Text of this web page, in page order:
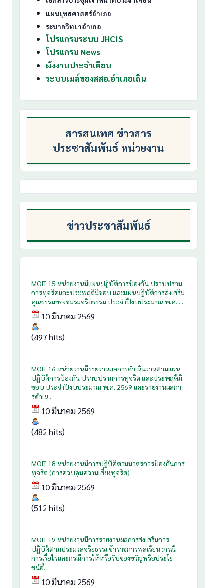
แผนยุทธศาสตร์อำเภอ
ระบาดวิทยาอำเภอ
โปรแกรมระบบ JHCIS
โปรแกรม News
ผังงานประจำเดือน
ระบบเมล์ของสสอ.อำเภอเถิน
สารสนเทศ ข่าวสาร
ประชาสัมพันธ์ หน่วยงาน
ข่าวประชาสัมพันธ์
MOIT 15 หน่วยงานมีแผนปฏิบัติการป้องกัน ปราบปราม
การทุจริตและประพฤติมิชอบ และแผนปฏิบัติการส่งเสริม
คุณธรรมของชมรมจริยธรรม ประจำปีงบประมาณ พ.ศ. ...
10 มีนาคม 2569
(497 hits)
MOIT 16 หน่วยงานมีรายงานผลการดำเนินงานตามแผน
ปฏิบัติการป้องกัน ปราบปรามการทุจริต และประพฤติมิ
ชอบ ประจำปีงบประมาณ พ.ศ. 2569 และรายงานผลกา
รดำเน...
10 มีนาคม 2569
(482 hits)
MOIT 18 หน่วยงานมีการปฏิบัติตามมาตรการป้องกันการ
ทุจริต (การควบคุมความเสี่ยงทุจริต)
10 มีนาคม 2569
(512 hits)
MOIT 19 หน่วยงานมีการรายงานผลการส่งเสริมการ
ปฏิบัติตามประมวลจริยธรรมข้าราชการพลเรือน :กรณี
การเรี่ยไรและกรณีการให้หรือรับของขวัญหรือประโย
ชน์อื...
10 มีนาคม 2569